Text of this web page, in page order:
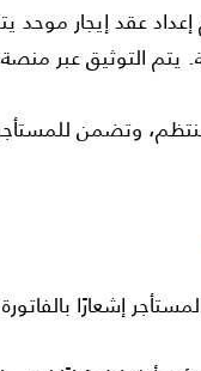
عقد إيجار موحد
يتم التوثيق عبر
وتضمن للمستأجر
إشعارًا